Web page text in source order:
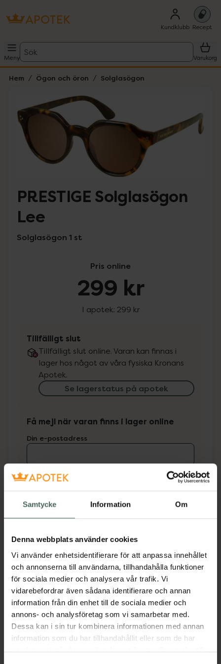
Samtycke Information Om
Denna webbplats använder cookies
Vi använder enhetsidentifierare för att anpassa innehållet
och annonserna till användarna, tillhandahålla funktioner
för sociala medier och analysera vår trafik. Vi
vidarebefordrar även sådana identifierare och annan
information från din enhet till de sociala medier och
annons- och analysföretag som vi samarbetar med.
Dessa kan i sin tur kombinera informationen med annan
information som du har tillhandahållit eller som de har
samlat in när du har använt deras tjänster. Samtycke till
Kundklubb Recept
Meny
Sök
Varukorg
Hem Ögon och öron Solglasögon
Lista: . Innehåller 1 objekt.
Hoppa över Lista
PRESTIGE Solglasögon
Lee
Solglasögon 1 st
Pris online
299 kr
I apotek: 299 kr
Tillfälligt slut
Tillfälligt slut online. Varan kan finnas i
lager hos något av våra fysiska Kronans
Apotek.
Se lagerstatus på apotek
Få mejl när varan finns i lager online
Din e-postadress
Spara
Aktuella erbjudanden
Beskrivning Dölj
Rundad modell i klassisk havanna-stil med
100% UVA & UVB skydd
EAN:05056752309781
Kategorier:
SolglasögonSolglasögonÖgon och öron